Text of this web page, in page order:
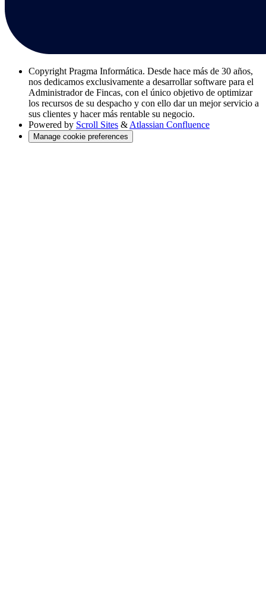
Copyright Pragma Informática. Desde hace más de 30 años,
nos dedicamos exclusivamente a desarrollar software para el
Administrador de Fincas, con el único objetivo de optimizar
los recursos de su despacho y con ello dar un mejor servicio a
sus clientes y hacer más rentable su negocio.
Powered by Scroll Sites & Atlassian Confluence
Manage cookie preferences